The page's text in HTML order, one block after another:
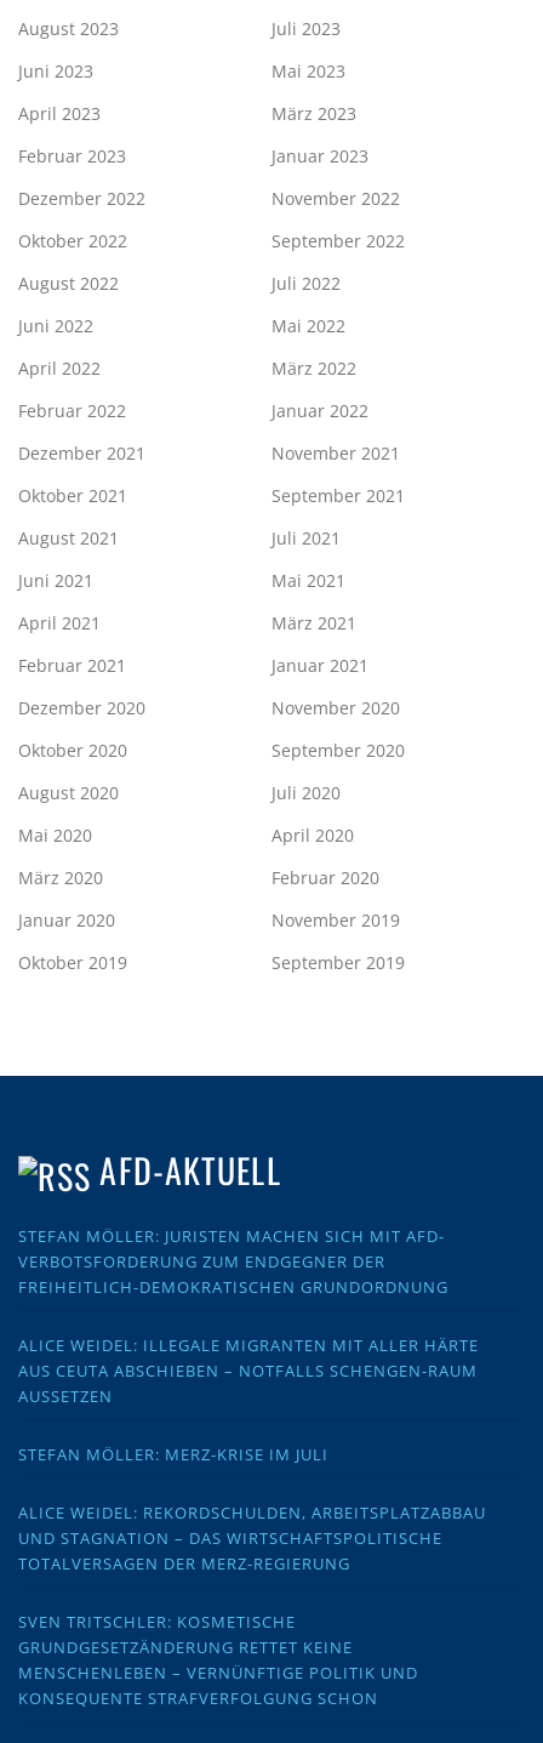
August 2023
Juli 2023
Juni 2023
Mai 2023
April 2023
März 2023
Februar 2023
Januar 2023
Dezember 2022
November 2022
Oktober 2022
September 2022
August 2022
Juli 2022
Juni 2022
Mai 2022
April 2022
März 2022
Februar 2022
Januar 2022
Dezember 2021
November 2021
Oktober 2021
September 2021
August 2021
Juli 2021
Juni 2021
Mai 2021
April 2021
März 2021
Februar 2021
Januar 2021
Dezember 2020
November 2020
Oktober 2020
September 2020
August 2020
Juli 2020
Mai 2020
April 2020
März 2020
Februar 2020
Januar 2020
November 2019
Oktober 2019
September 2019
AFD-AKTUELL
STEFAN MÖLLER: JURISTEN MACHEN SICH MIT AFD-
VERBOTSFORDERUNG ZUM ENDGEGNER DER
FREIHEITLICH-DEMOKRATISCHEN GRUNDORDNUNG
ALICE WEIDEL: ILLEGALE MIGRANTEN MIT ALLER HÄRTE
AUS CEUTA ABSCHIEBEN – NOTFALLS SCHENGEN-RAUM
AUSSETZEN
STEFAN MÖLLER: MERZ-KRISE IM JULI
ALICE WEIDEL: REKORDSCHULDEN, ARBEITSPLATZABBAU
UND STAGNATION – DAS WIRTSCHAFTSPOLITISCHE
TOTALVERSAGEN DER MERZ-REGIERUNG
SVEN TRITSCHLER: KOSMETISCHE
GRUNDGESETZÄNDERUNG RETTET KEINE
MENSCHENLEBEN – VERNÜNFTIGE POLITIK UND
KONSEQUENTE STRAFVERFOLGUNG SCHON